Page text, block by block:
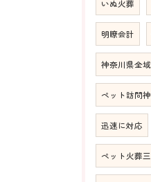
いぬ火葬
明瞭会計
神奈川県全
ペット訪問
迅速に対応
ペット火葬